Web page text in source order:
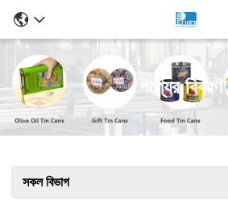
পণ্যের বিবরণ
সকল বিভাগ